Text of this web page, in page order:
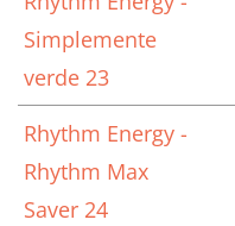
Simplemente
verde 23
Rhythm Energy -
Rhythm Max
Saver 24